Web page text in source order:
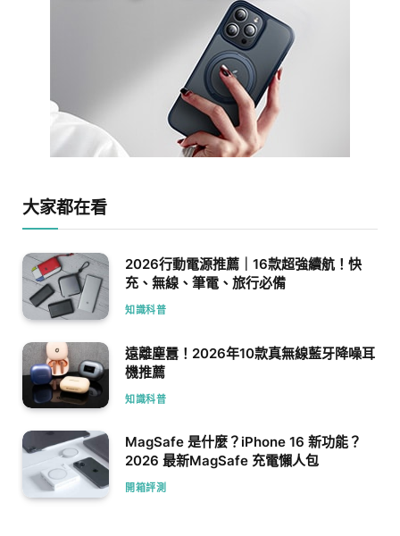
大家都在看
2026行動電源推薦｜16款超強續航！快
充、無線、筆電、旅行必備
知識科普
遠離塵囂！2026年10款真無線藍牙降噪耳
機推薦
知識科普
MagSafe 是什麼？iPhone 16 新功能？
2026 最新MagSafe 充電懶人包
開箱評測